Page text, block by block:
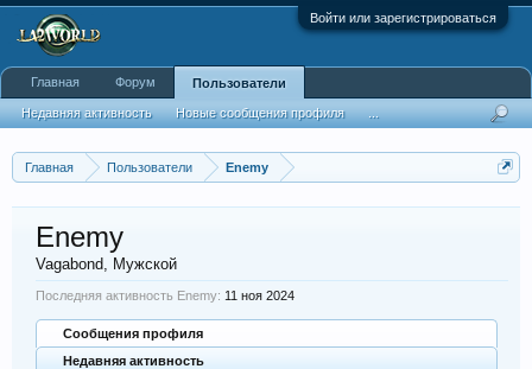
Войти или зарегистрироваться
Главная Пользователи Enemy
Enemy
Vagabond, Мужской
Последняя активность Enemy: 11 ноя 2024
Сообщения профиля
Недавняя активность
Главная Форум Пользователи
Недавняя активность Новые сообщения профиля